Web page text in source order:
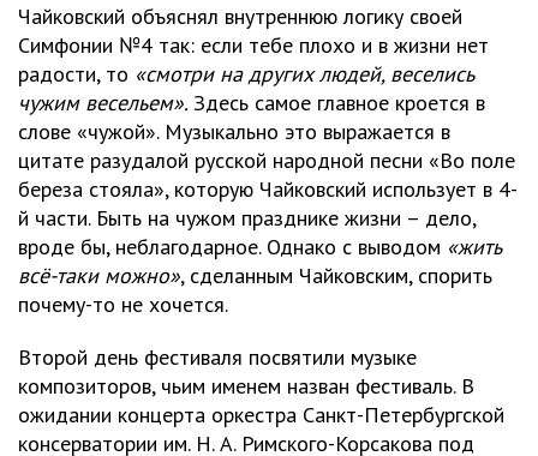
Чайковский объяснял внутреннюю логику своей
Симфонии №4 так: если тебе плохо и в жизни нет
радости, то «смотри на других людей, веселись
чужим весельем». Здесь самое главное кроется в
слове «чужой». Музыкально это выражается в
цитате разудалой русской народной песни «Во поле
береза стояла», которую Чайковский использует в 4-
й части. Быть на чужом празднике жизни – дело,
вроде бы, неблагодарное. Однако с выводом «жить
всё-таки можно», сделанным Чайковским, спорить
почему-то не хочется.
Второй день фестиваля посвятили музыке
композиторов, чьим именем назван фестиваль. В
ожидании концерта оркестра Санкт-Петербургской
консерватории им. Н. А. Римского-Корсакова под